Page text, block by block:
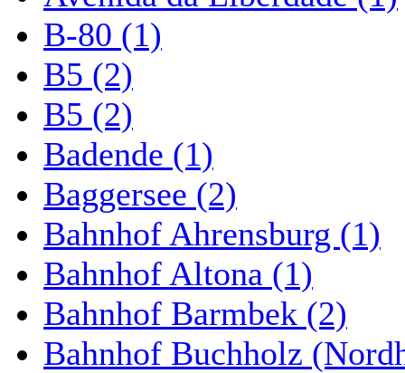
B-80 (1)
B5 (2)
B5 (2)
Badende (1)
Baggersee (2)
Bahnhof Ahrensburg (1)
Bahnhof Altona (1)
Bahnhof Barmbek (2)
Bahnhof Buchholz